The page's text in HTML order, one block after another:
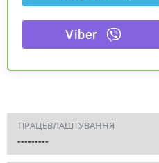
Viber
ПРАЦЕВЛАШТУВАННЯ